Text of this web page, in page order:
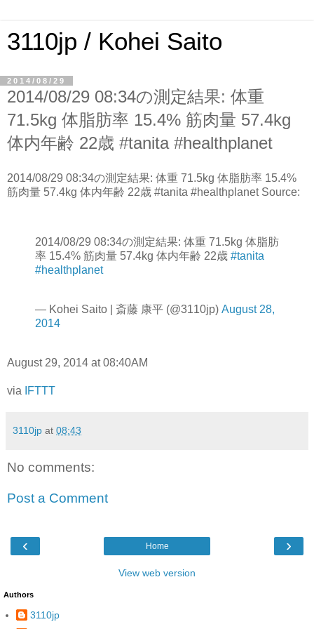
3110jp / Kohei Saito
2014/08/29
2014/08/29 08:34の測定結果: 体重
71.5kg 体脂肪率 15.4% 筋肉量 57.4kg
体内年齢 22歳 #tanita #healthplanet
2014/08/29 08:34の測定結果: 体重 71.5kg 体脂肪率 15.4%
筋肉量 57.4kg 体内年齢 22歳 #tanita #healthplanet Source:
2014/08/29 08:34の測定結果: 体重 71.5kg 体脂肪
率 15.4% 筋肉量 57.4kg 体内年齢 22歳 #tanita
#healthplanet
— Kohei Saito | 斎藤 康平 (@3110jp) August 28,
2014
August 29, 2014 at 08:40AM
via IFTTT
3110jp at 08:43
No comments:
Post a Comment
‹ ›
Home
View web version
Authors
3110jp